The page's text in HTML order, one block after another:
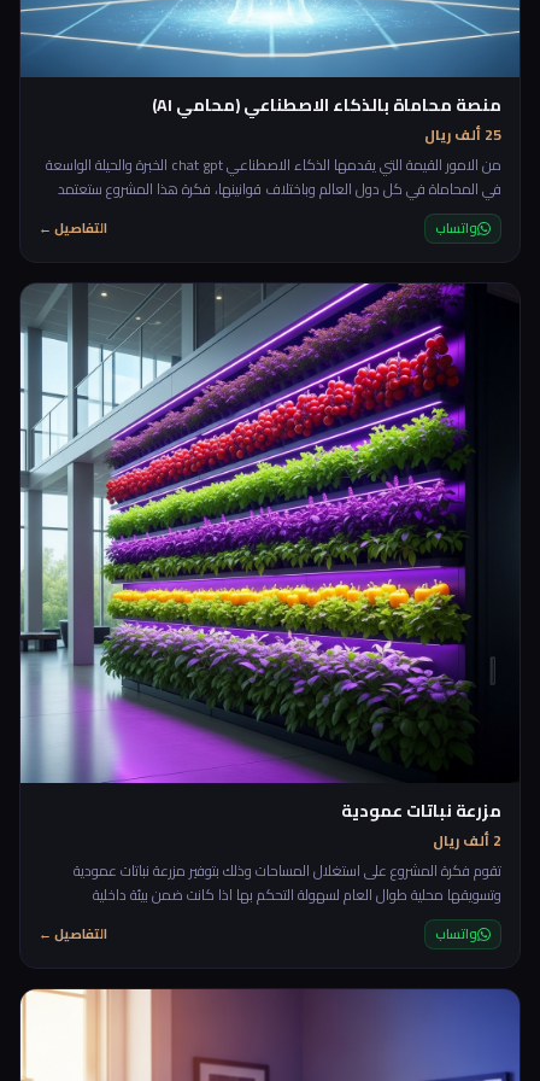
منصة محاماة بالذكاء الاصطناعي (محامي AI)
25 ألف ريال
من الامور القيمة التي يقدمها الذكاء الاصطناعي chat gpt الخبرة والحيلة الواسعة
في المحاماة في كل دول العالم وباختلاف قوانينها، فكرة هذا المشروع ستعتمد
على تقديم الاستشارات القانونية الاولية بشكل مجاني للعملاء مع امكانية طلب
التأكيد مع محامي بشري من خلال بدأ محادثة بناءا على المحادثة الاولية مع الذكاء
الاصطناعي. rnrnستكون المنصة عبارة عن شات يسأل العميل اول ما يدخل الموقع
"ما هي الاستشارة القانونية
واتساب التفاصيل ←
مزرعة نباتات عمودية
2 ألف ريال
تقوم فكرة المشروع على استغلال المساحات وذلك بتوفير مزرعة نباتات عمودية
وتسويقها محلية طوال العام لسهولة التحكم بها اذا كانت ضمن بيئة داخلية
واتساب التفاصيل ←